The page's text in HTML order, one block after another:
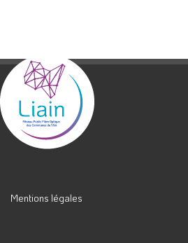
Mentions légales